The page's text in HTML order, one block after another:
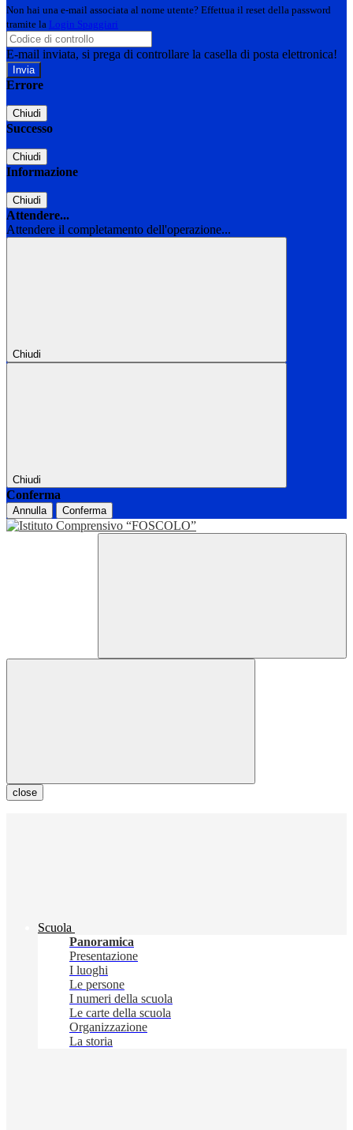
Non hai una e-mail associata al nome utente? Effettua il reset della password
tramite la Login Spaggiari
E-mail inviata, si prega di controllare la casella di posta elettronica!
Errore
Chiudi
Successo
Chiudi
Informazione
Chiudi
Attendere...
Attendere il completamento dell'operazione...
Chiudi
Chiudi
Conferma
Annulla Conferma
close
Scuola
Panoramica
Presentazione
I luoghi
Le persone
I numeri della scuola
Le carte della scuola
Organizzazione
La storia